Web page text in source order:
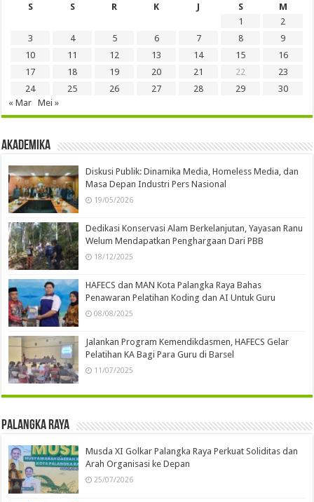
S
S R K J S
M
1
2
3
4 5 6 7 8
9
10
11 12 13 14 15
16
17
18 19 20 21 22
23
24
25 26 27 28 29
30
« Mar
Mei »
Akademika
Diskusi Publik: Dinamika Media, Homeless Media, dan
Masa Depan Industri Pers Nasional
19/05/2026
Dedikasi Konservasi Alam Berkelanjutan, Yayasan Ranu
Welum Mendapatkan Penghargaan Dari PBB
18/12/2025
HAFECS dan MAN Kota Palangka Raya Bahas
Penawaran Pelatihan Koding dan AI Untuk Guru
08/08/2025
Jalankan Program Kemendikdasmen, HAFECS Gelar
Pelatihan KA Bagi Para Guru di Barsel
11/07/2025
Palangka Raya
Musda XI Golkar Palangka Raya Perkuat Soliditas dan
Arah Organisasi ke Depan
25/07/2026